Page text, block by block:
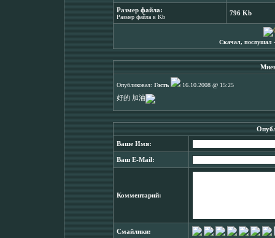
Размер файла:
Размер файла в Kb
796 Kb
Скачал, послушал
Опубликовал: Гость
16.10.2008 @ 15:25
好的 加油
Ваше Имя:
Ваш E-Mail:
Комментарий:
Смайлики: